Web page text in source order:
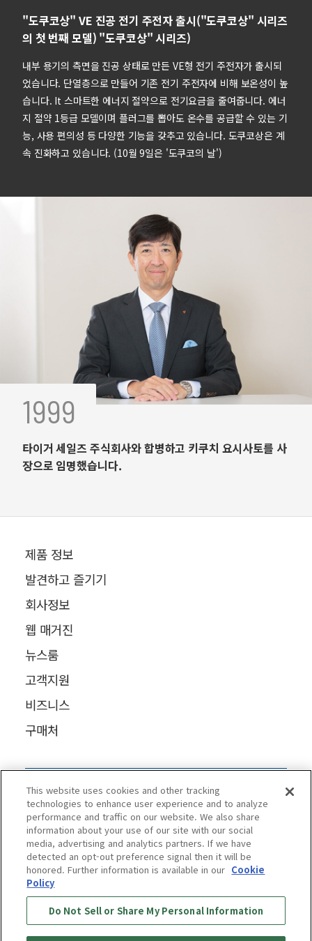
"도쿠코상" VE 진공 전기 주전자 출시("도쿠코상" 시리즈
의 첫 번째 모델) "도쿠코상" 시리즈)
내부 용기의 측면을 진공 상태로 만든 VE형 전기 주전자가 출시되
었습니다. 단열층으로 만들어 기존 전기 주전자에 비해 보온성이 높
습니다. It 스마트한 에너지 절약으로 전기요금을 줄여줍니다. 에너
지 절약 1등급 모델이며 플러그를 뽑아도 온수를 공급할 수 있는 기
능, 사용 편의성 등 다양한 기능을 갖추고 있습니다. 도쿠코상은 계
속 진화하고 있습니다. (10월 9일은 '도쿠코의 날')
1999
타이거 세일즈 주식회사와 합병하고 키쿠치 요시사토를 사
장으로 임명했습니다.
제품 정보
발견하고 즐기기
회사정보
웹 매거진
뉴스룸
고객지원
비즈니스
구매처
개인정보 보호 정책 쿠키 정책 접근성 이용약관
정보 보안정책
This website uses cookies and other tracking
technologies to enhance user experience and to analyze
performance and traffic on our website. We also share
information about your use of our site with our social
media, advertising and analytics partners. If we have
detected an opt-out preference signal then it will be
honored. Further information is available in our Cookie
Policy
Do Not Sell or Share My Personal Information